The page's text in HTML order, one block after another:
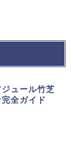
ュール竹芝
完全ガイド